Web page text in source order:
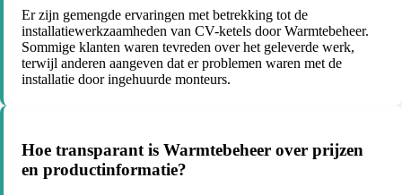
Er zijn gemengde ervaringen met betrekking tot de
installatiewerkzaamheden van CV-ketels door Warmtebeheer.
Sommige klanten waren tevreden over het geleverde werk,
terwijl anderen aangeven dat er problemen waren met de
installatie door ingehuurde monteurs.
Hoe transparant is Warmtebeheer over prijzen
en productinformatie?